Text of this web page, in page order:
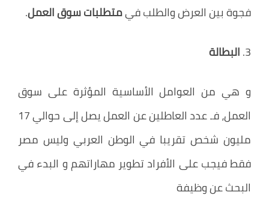
فجوة بين العرض والطلب فيمتطلبات سوق العمل.
3. البطالة
و هي من العوامل الأساسية المؤثرة على سوق
العمل، فـ عدد العاطلين عن العمل يصل إلى حوالي 17
مليون شخص تقريبا في الوطن العربي وليس مصر
فقط فيجب على الأفراد تطوير مهاراتهم و البدء في
البحث عن وظيفة